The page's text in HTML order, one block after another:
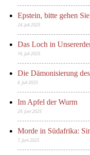
Epstein, bitte gehen
24. Juli 2025
Das Loch in
16. Juli 2025
Die Dämonisierung
6. Juli 2025
Im Apfel der Wurm
29. Juni 2025
Morde in Südafrika:
7. Juni 2025